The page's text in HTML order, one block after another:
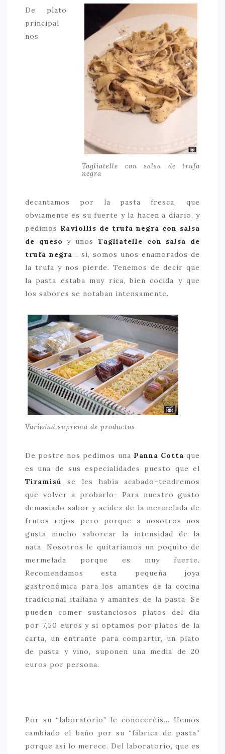
Tagliatelle con salsa de trufa
negra
De plato
principal
nos
decantamos por la pasta fresca, que
obviamente es su fuerte y la hacen a diario, y
pedimos Raviollis de trufa negra con salsa
de queso y unos Tagliatelle con salsa de
trufa negra… sí, somos unos enamorados de
la trufa y nos pierde. Tenemos de decir que
la pasta estaba muy rica, bien cocida y que
los sabores se notaban intensamente.
Variedad suprema de productos
De postre nos pedimos una Panna Cotta que
es una de sus especialidades puesto que el
Tiramisú
se les había acabado–tendremos
que volver a probarlo- Para nuestro gusto
demasiado sabor y acidez de la mermelada de
frutos rojos pero porque a nosotros nos
gusta mucho saborear la intensidad de la
nata. Nosotros le quitaríamos un poquito de
mermelada porque es muy fuerte.
Recomendamos esta pequeña joya
gastronómica para los amantes de la cocina
tradicional italiana y amantes de la pasta. Se
pueden comer sustanciosos platos del día
por 7,50 euros y si optamos por platos de la
carta, un entrante para compartir, un plato
de pasta y vino, suponen una media de 20
euros por persona.
Por su “laboratorio” le conoceréis… Hemos
cambiado el baño por su “fábrica de pasta”
porque así lo merece. Del laboratorio, que es